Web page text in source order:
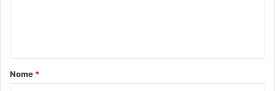
r
Nome *